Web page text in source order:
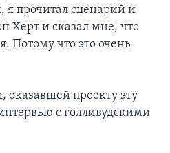
я прочитал сценарий и
Херт и сказал мне, что
Потому что это очень
оказавшей проекту эту
с голливудскими